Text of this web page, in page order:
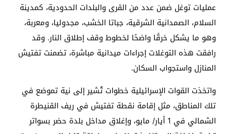
عمليات توغل ضمن عدد من القرى والبلدات الحدودية، كمدينة
السلام، الصمدانية الشرقية، جباتا الخشب، مجدوليا، ومعربة،
وهو ما يشكل خرقًا واضحًا لخطوط وقف إطلاق النار. وقد
رافقت هذه التوغلات إجراءات ميدانية مباشرة، تضمنت تفتيش
المنازل واستجواب السكان.
واتخذت القوات الإسرائيلية خطوات تُشير إلى نية تموضع في
تلك المناطق، مثل إقامة نقطة تفتيش في ريف القنيطرة
الشمالي في 1 أيار/ مايو، وإغلاق مداخل بلدة حضر بسواتر